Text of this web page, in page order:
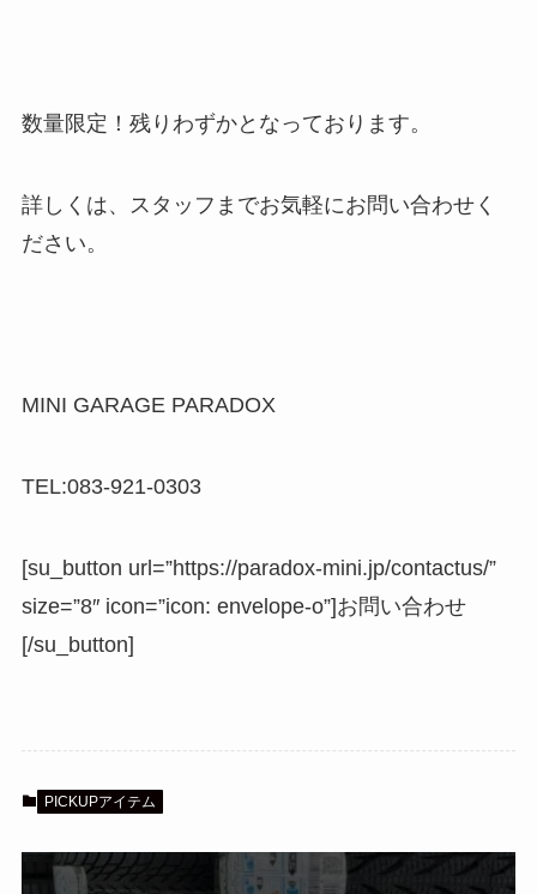
数量限定！残りわずかとなっております。
詳しくは、スタッフまでお気軽にお問い合わせく
ださい。
MINI GARAGE PARADOX
TEL:083-921-0303
[su_button url=”https://paradox-mini.jp/contactus/”
size=”8″ icon=”icon: envelope-o”]お問い合わせ
[/su_button]
PICKUPアイテム